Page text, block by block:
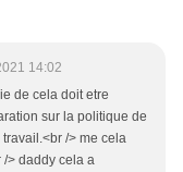
14:02
de cela doit etre
sur la politique de
/> me cela
> daddy cela a